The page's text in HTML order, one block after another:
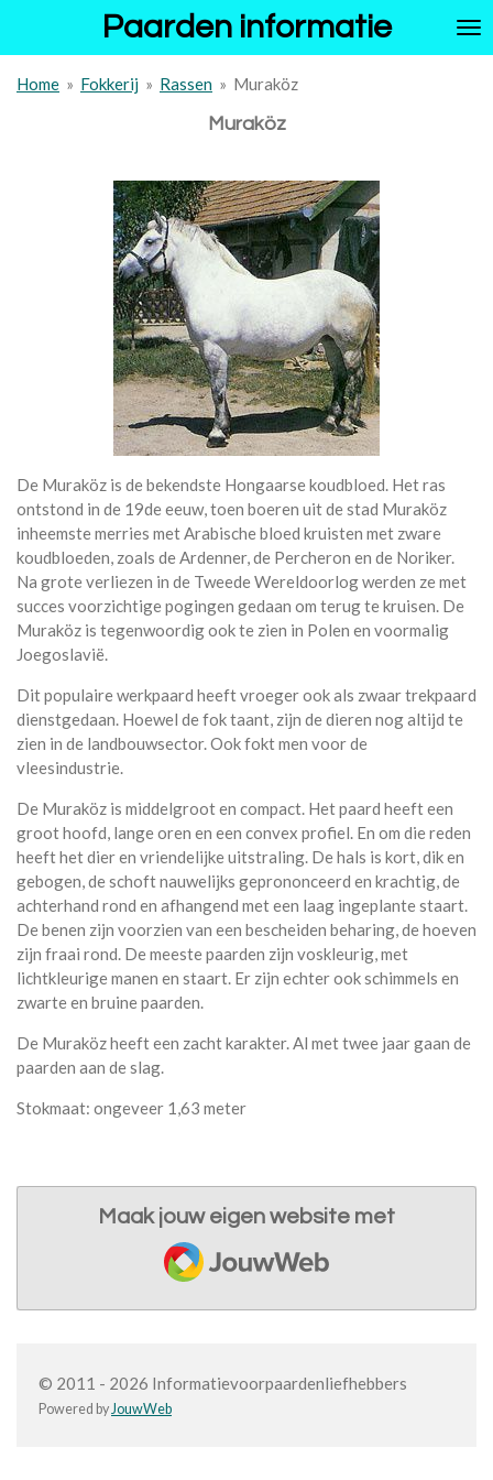
de
Paarden informatie
Home » Fokkerij » Rassen » Muraköz
Muraköz
De Muraköz is de bekendste Hongaarse koudbloed. Het ras
ontstond in de 19de eeuw, toen boeren uit de stad Muraköz
inheemste merries met Arabische bloed kruisten met zware
koudbloeden, zoals de Ardenner, de Percheron en de Noriker.
Na grote verliezen in de Tweede Wereldoorlog werden ze met
succes voorzichtige pogingen gedaan om terug te kruisen. De
Muraköz is tegenwoordig ook te zien in Polen en voormalig
Joegoslavië.
Dit populaire werkpaard heeft vroeger ook als zwaar trekpaard
dienstgedaan. Hoewel de fok taant, zijn de dieren nog altijd te
zien in de landbouwsector. Ook fokt men voor de
vleesindustrie.
De Muraköz is middelgroot en compact. Het paard heeft een
groot hoofd, lange oren en een convex profiel. En om die reden
heeft het dier en vriendelijke uitstraling. De hals is kort, dik en
gebogen, de schoft nauwelijks geprononceerd en krachtig, de
achterhand rond en afhangend met een laag ingeplante staart.
De benen zijn voorzien van een bescheiden beharing, de hoeven
zijn fraai rond. De meeste paarden zijn voskleurig, met
lichtkleurige manen en staart. Er zijn echter ook schimmels en
zwarte en bruine paarden.
De Muraköz heeft een zacht karakter. Al met twee jaar gaan de
paarden aan de slag.
Stokmaat: ongeveer 1,63 meter
Maak jouw eigen website met
JouwWeb
© 2011 - 2026 Informatievoorpaardenliefhebbers
Powered byJouwWeb